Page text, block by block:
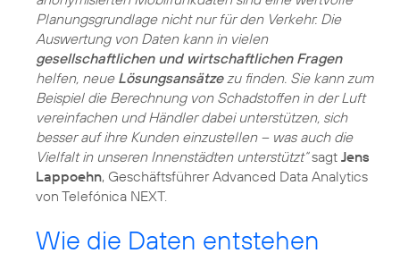
Planungsgrundlage nicht nur für den Verkehr. Die
Auswertung von Daten kann in vielen
gesellschaftlichen und wirtschaftlichen Fragen
helfen, neue Lösungsansätzezu finden. Sie kann zum
Beispiel die Berechnung von Schadstoffen in der Luft
vereinfachen und Händler dabei unterstützen, sich
besser auf ihre Kunden einzustellen – was auch die
Vielfalt in unseren Innenstädten unterstützt“sagt Jens
Lappoehn, Geschäftsführer Advanced Data Analytics
von Telefónica NEXT.
Wie die Daten entstehen